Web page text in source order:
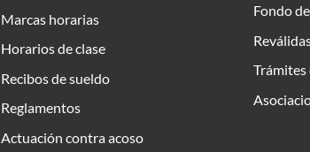
Marcas horarias
Horarios de clase
Recibos de sueldo
Reglamentos
Actuación contra acoso
Fondo